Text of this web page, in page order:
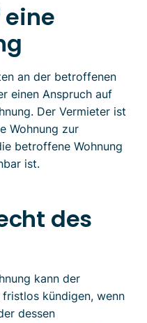
an der betroffenen
einen Anspruch auf
Der Vermieter ist
Wohnung zur
betroffene Wohnung
ist.
des
kann der
kündigen, wenn
dessen